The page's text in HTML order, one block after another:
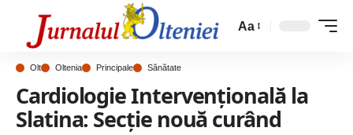
Aa
Olt Oltenia Principale Sănătate
Cardiologie Intervențională la
Slatina: Secție nouă curând